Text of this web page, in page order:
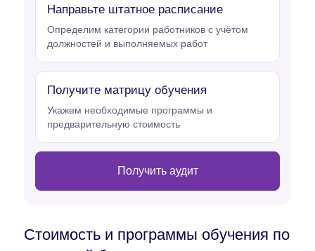
Направьте штатное расписание
Определим категории работников с учётом
должностей и выполняемых работ
Получите матрицу обучения
Укажем необходимые программы и
предварительную стоимость
Получить аудит
Стоимость и программы обучения по